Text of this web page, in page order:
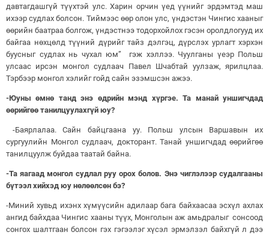
давтагдашгүй түүхтэй улс. Харин орчин үед үүнийг эрдэмтэд маш
ихээр судлах болсон. Тиймээс өөр олон улс, үндэстэн Чингис хааныг
өөрийн баатраа болгож, үндэстнээ тодорхойлох гэсэн оролдлогууд их
байгаа нөхцөлд түүний дүрийг тайз дэлгэц, дүрслэх урлагт хэрхэн
буусныг судлах нь чухал юм” гэж хэллээ. Чуулганы үеэр Польш
улсаас ирсэн монгол судлаач Павел Шчабтай уулзаж, ярилцлаа.
Тэрбээр монгол хэлийг гойд сайн эзэмшсэн ажээ.
-Юуны өмнө танд энэ өдрийн мэнд хүргэе. Та манай уншигчдад
өөрийгөө танилцуулахгүй юу?
-Баярлалаа. Сайн байцгаана уу. Польш улсын Варшавын их
сургуулийн Монгол судлаач, докторант. Танай уншигчдад өөрийгөө
танилцуулж буйдаа таатай байна.
-Та яагаад монгол судлал руу орох болов. Энэ чиглэлээр судалгааны
бүтээл хийхэд юу нөлөөлсөн бэ?
-Миний хувьд ихэнх хүмүүсийн адилаар бага байхаасаа эсхүл ахлах
ангид байхдаа Чингис хааны түүх, Монголын аж амьдралыг сонсоод
сонгох шалтгаан болсон гэх гэгээлэг хүсэл эрмэлзэл байхгүй л дээ